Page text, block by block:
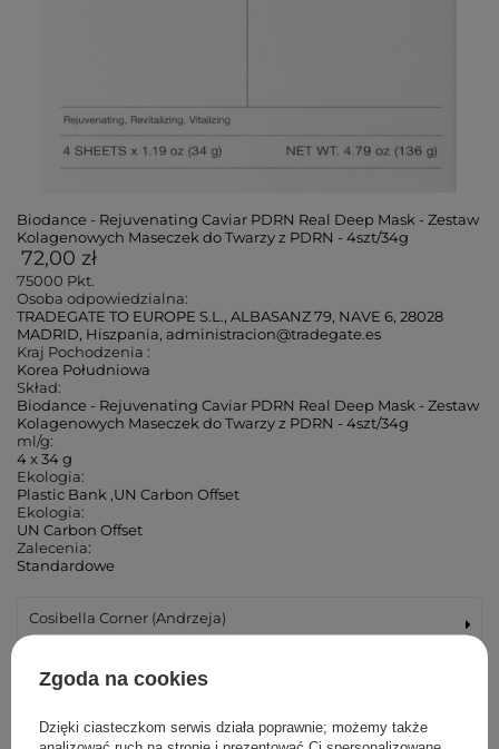
Biodance - Rejuvenating Caviar PDRN Real Deep Mask - Zestaw
Kolagenowych Maseczek do Twarzy z PDRN - 4szt/34g
72,00 zł
75000 Pkt.
Osoba odpowiedzialna:
TRADEGATE TO EUROPE S.L., ALBASANZ 79, NAVE 6, 28028
MADRID, Hiszpania, administracion@tradegate.es
Kraj Pochodzenia :
Korea Południowa
Skład:
Biodance - Rejuvenating Caviar PDRN Real Deep Mask - Zestaw
Kolagenowych Maseczek do Twarzy z PDRN - 4szt/34g
ml/g:
4 x 34 g
Ekologia:
Plastic Bank ,UN Carbon Offset
Ekologia:
UN Carbon Offset
Zalecenia:
Standardowe
Cosibella Corner (Andrzeja)
Cosibella Corner (Łucka)
Cosibella Corner (Woronicza)
Zgoda na cookies
Dzięki ciasteczkom serwis działa poprawnie; możemy także